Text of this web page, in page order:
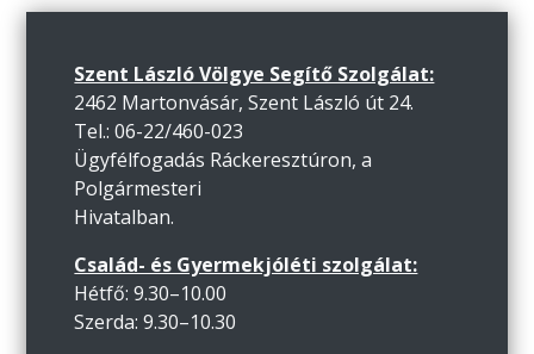
Szent László Völgye Segítő Szolgálat:
2462 Martonvásár, Szent László út 24.
Tel.: 06-22/460-023
Ügyfélfogadás Ráckeresztúron, a
Polgármesteri
Hivatalban.
Család- és Gyermekjóléti szolgálat:
Hétfő: 9.30–10.00
Szerda: 9.30–10.30